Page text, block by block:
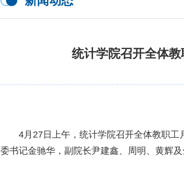
统计学院召开全体
4月27日上午，统计学院召开全体教职
委书记金驰华，副院长尹建鑫、周明、黄辉